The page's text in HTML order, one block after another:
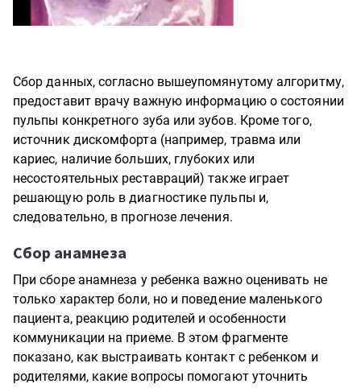
Сбор данных, согласно вышеупомянутому алгоритму,
предоставит врачу важную информацию о состоянии
пульпы конкретного зуба или зубов. Кроме того,
источник дискомфорта (например, травма или
кариес, наличие больших, глубоких или
несостоятельных реставраций) также играет
решающую роль в диагностике пульпы и,
следовательно, в прогнозе лечения.
Сбор анамнеза
При сборе анамнеза у ребенка важно оценивать не
только характер боли, но и поведение маленького
пациента, реакцию родителей и особенности
коммуникации на приеме. В этом фрагменте
показано, как выстраивать контакт с ребенком и
родителями, какие вопросы помогают уточнить